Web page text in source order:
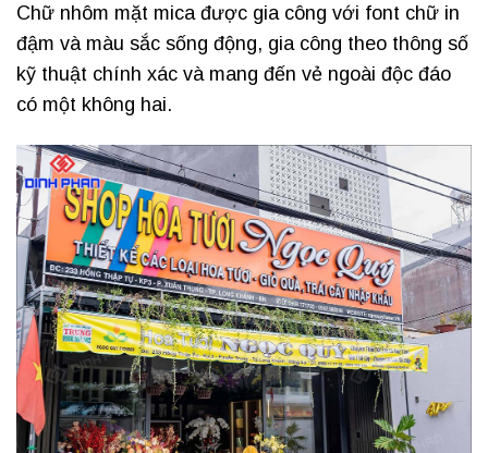
Chữ nhôm mặt mica được gia công với font chữ in
đậm và màu sắc sống động, gia công theo thông số
kỹ thuật chính xác và mang đến vẻ ngoài độc đáo
có một không hai.